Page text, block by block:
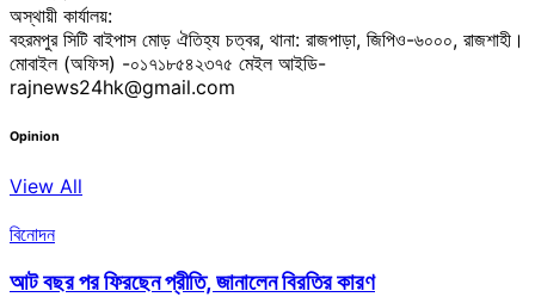
অস্থায়ী কার্যালয়:
বহরমপুর সিটি বাইপাস মোড় ঐতিহ্য চত্বর, থানা: রাজপাড়া, জিপিও-৬০০০, রাজশাহী।
মোবাইল (অফিস) -০১৭১৮৫৪২৩৭৫ মেইল আইডি-
rajnews24hk@gmail.com
Opinion
View All
বিনোদন
আট বছর পর ফিরছেন প্রীতি, জানালেন বিরতির কারণ